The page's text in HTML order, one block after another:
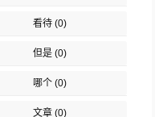
看待(0)
但是(0)
哪个(0)
文章(0)